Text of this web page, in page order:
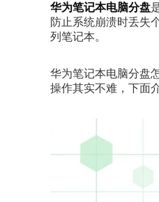
华为笔记本电脑分盘
防止系统崩溃时丢失
列笔记本。
华为笔记本电脑分盘
操作其实不难，下面